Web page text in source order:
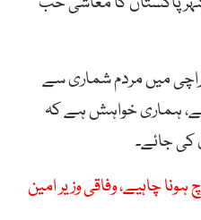
میں مردم شماری سے
ہماری خواہش ہے کہ
جائے۔
چاہیے، وفاقی وزیر امین